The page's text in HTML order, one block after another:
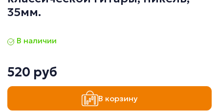
35мм.
В наличии
520 руб
В корзину